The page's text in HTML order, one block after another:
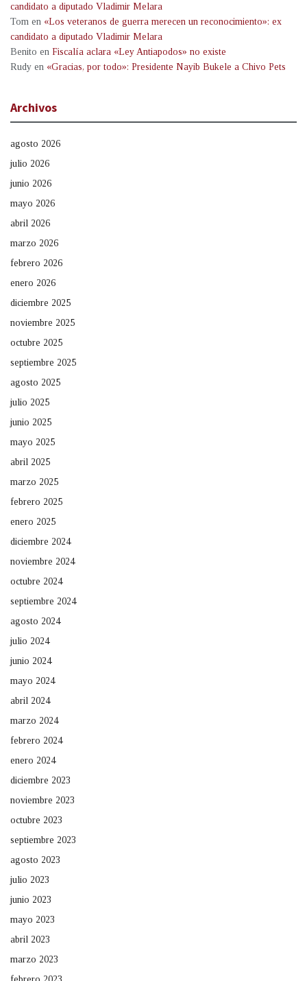
candidato a diputado Vladimir Melara
Tom en «Los veteranos de guerra merecen un reconocimiento»: ex
candidato a diputado Vladimir Melara
Benito en Fiscalía aclara «Ley Antiapodos» no existe
Rudy en «Gracias, por todo»: Presidente Nayib Bukele a Chivo Pets
Archivos
agosto 2026
julio 2026
junio 2026
mayo 2026
abril 2026
marzo 2026
febrero 2026
enero 2026
diciembre 2025
noviembre 2025
octubre 2025
septiembre 2025
agosto 2025
julio 2025
junio 2025
mayo 2025
abril 2025
marzo 2025
febrero 2025
enero 2025
diciembre 2024
noviembre 2024
octubre 2024
septiembre 2024
agosto 2024
julio 2024
junio 2024
mayo 2024
abril 2024
marzo 2024
febrero 2024
enero 2024
diciembre 2023
noviembre 2023
octubre 2023
septiembre 2023
agosto 2023
julio 2023
junio 2023
mayo 2023
abril 2023
marzo 2023